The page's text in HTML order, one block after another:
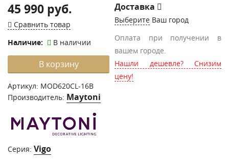
45 990 руб.
Сравнить товар
Наличие:
В наличии
В корзину
Артикул: MOD620CL-16B
Производитель: Maytoni
Серия: Vigo
Доставка
Выберите Ваш город
Оплата при получении в
вашем городе.
Нашли дешевле? Снизим
цену!